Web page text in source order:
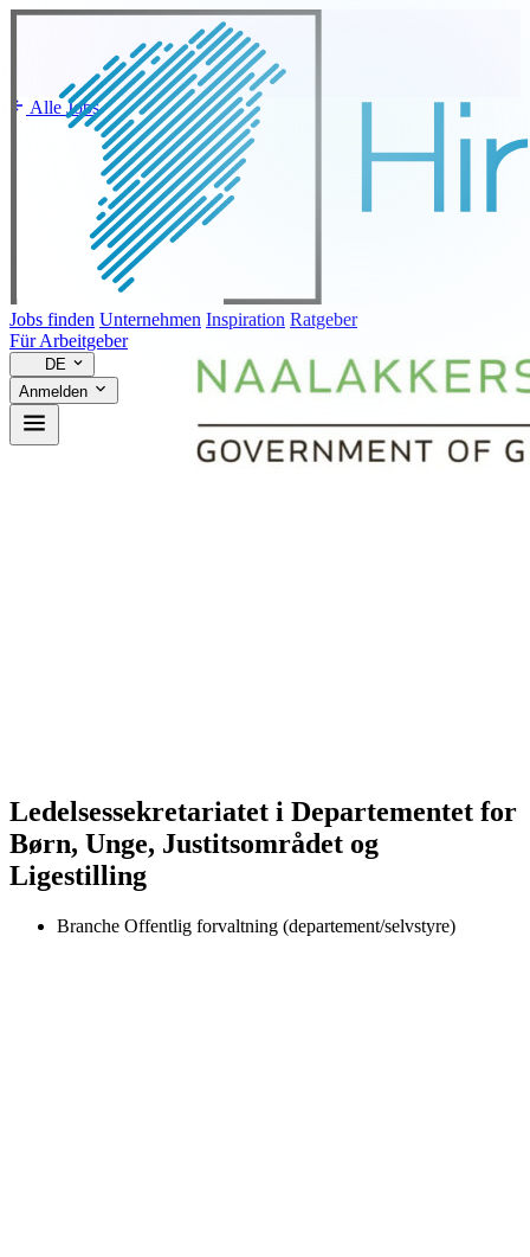
Jobs finden Unternehmen Inspiration Ratgeber
Für Arbeitgeber
DE
Anmelden
Alle Jobs
Ledelsessekretariatet i Departementet for
Børn, Unge, Justitsområdet og
Ligestilling
Branche Offentlig forvaltning (departement/selvstyre)